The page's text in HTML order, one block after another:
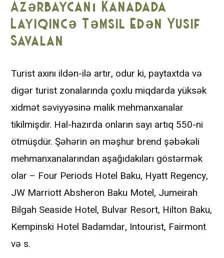
Azərbaycanı Kanadada
Layiqincə Təmsil Edən Yusif
Savalan
Turist axını ildən-ilə artır, odur ki, paytaxtda və
digər turist zonalarında çoxlu miqdarda yüksək
xidmət səviyyəsinə malik mehmanxanalar
tikilmişdir. Hal-hazırda onların sayı artıq 550-ni
ötmüşdür. Şəhərin ən məşhur brend şəbəkəli
mehmanxanalarından aşağıdakıları göstərmək
olar – Four Periods Hotel Baku, Hyatt Regency,
JW Marriott Absheron Baku Motel, Jumeirah
Bilgah Seaside Hotel, Bulvar Resort, Hilton Baku,
Kempinski Hotel Badamdar, Intourist, Fairmont
və s.